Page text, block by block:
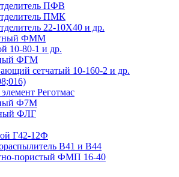
ПФВ
ПМК
22-10Х40 и др.
ФММ
10-80-1 и др.
ФГМ
сетчатый 10-160-2 и др.
Реготмас
Ф7М
ФЛГ
Г42-12Ф
В41 и В44
пористый ФМП 16-40